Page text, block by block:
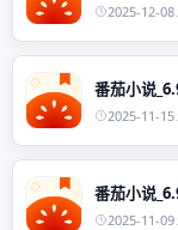
2025-12-08
番茄小说
2025-11-15
番茄小说
2025-11-09